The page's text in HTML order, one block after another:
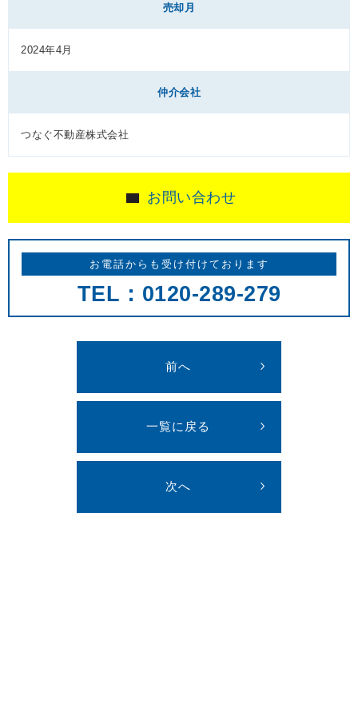
売却月
2024年4月
仲介会社
つなぐ不動産株式会社
お問い合わせ
お電話からも受け付けております
TEL：0120-289-279
前へ
一覧に戻る
次へ